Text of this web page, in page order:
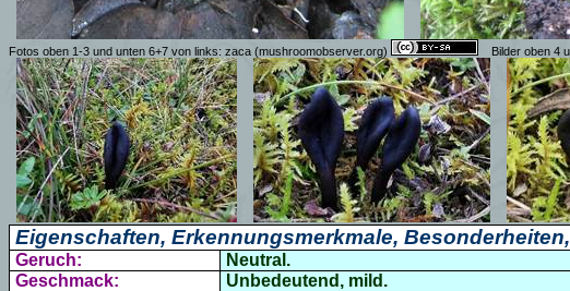
Fotos oben 1-3 und unten 6+7 von links: zaca (mushroomobserver.org) Bilder oben 4
Eigenschaften, Erkennungsmerkmale, Besonderheiten,
Geruch:
Neutral.
Geschmack:
Unbedeutend, mild.